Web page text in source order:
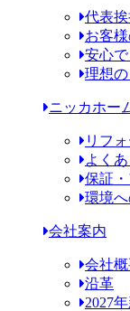
代表
お客
安心
理想
ニッカホー
リフ
よく
保証
環境
会社案内
会社
沿革
2027